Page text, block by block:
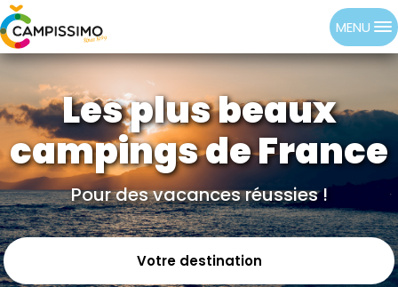
MENU
Les plus beaux
campings de France
Pour des vacances réussies !
Votre destination